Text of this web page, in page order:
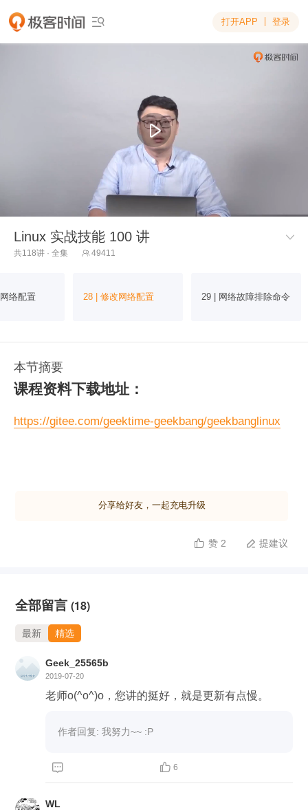
 打开APP 登录
Linux 实战技能 100 讲 
共118讲 · 全集  49411
络配置 28 | 修改网络配置 29 | 网络故障排除命令
本节摘要
课程资料下载地址：
https://gitee.com/geektime-geekbang/geekbanglinux
分享给好友，一起充电升级
 赞 2  提建议
全部留言 (18)
最新 精选
Geek_25565b
2019-07-20
老师o(^o^)o，您讲的挺好，就是更新有点慢。
作者回复: 我努力~~ :P
  6
WL